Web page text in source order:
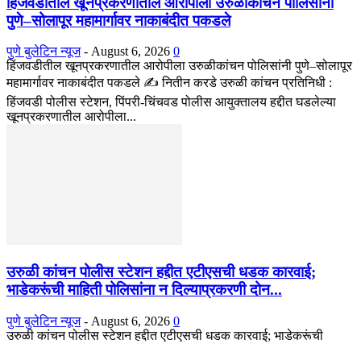
पुणे–सोलापूर महामार्गावर नाकाबंदीत पकडले
पुणे बुलेटिन न्यूज - August 6, 2026 0
हिंजवडीतील खूनप्रकरणातील आरोपीला उरुळीकांचन पोलिसांनी पुणे–सोलापूर
महामार्गावर नाकाबंदीत पकडले ✍️ नितीन करडे उरुळी कांचन प्रतिनिधी :
हिंजवडी पोलीस स्टेशन, पिंपरी-चिंचवड पोलीस आयुक्तालय हद्दीत घडलेल्या
खूनप्रकरणातील आरोपीला...
उरुळी कांचन पोलीस स्टेशन हद्दीत एटीएसची धडक कारवाई;
भाडेकरूंची माहिती पोलिसांना न दिल्याप्रकरणी दोन...
पुणे बुलेटिन न्यूज - August 6, 2026 0
उरुळी कांचन पोलीस स्टेशन हद्दीत एटीएसची धडक कारवाई; भाडेकरूंची